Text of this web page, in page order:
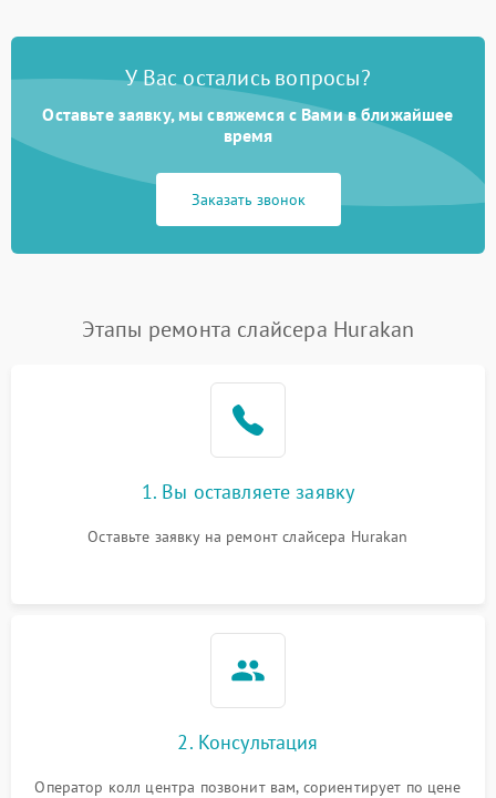
У Вас остались вопросы?
Оставьте заявку, мы свяжемся с Вами в ближайшее
время
Заказать звонок
Этапы ремонта слайсера Hurakan
1. Вы оставляете заявку
Оставьте заявку на ремонт слайсера Hurakan
2. Консультация
Оператор колл центра позвонит вам, сориентирует по цене